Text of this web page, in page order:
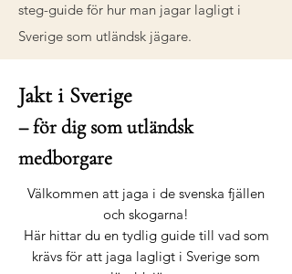
steg-guide för hur man jagar lagligt i
Sverige som utländsk jägare.
Jakt i Sverige
– för dig som utländsk
medborgare
Välkommen att jaga i de svenska fjällen
och skogarna!
Här hittar du en tydlig guide till vad som
krävs för att jaga lagligt i Sverige som